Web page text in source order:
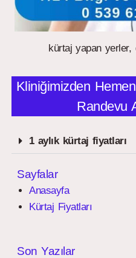
kürtaj yapan yerler,
Kliniğimizden
Randevu
1 aylık kürtaj fiyatları
Sayfalar
Anasayfa
Kürtaj Fiyatları
Son Yazılar